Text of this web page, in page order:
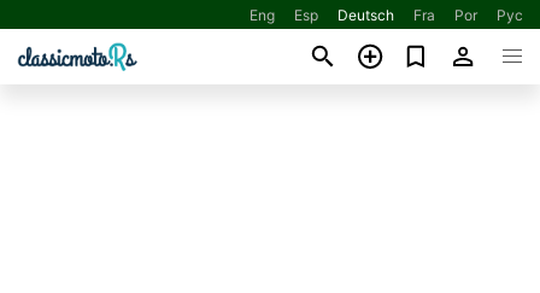
Eng Esp Deutsch Fra Por Рус